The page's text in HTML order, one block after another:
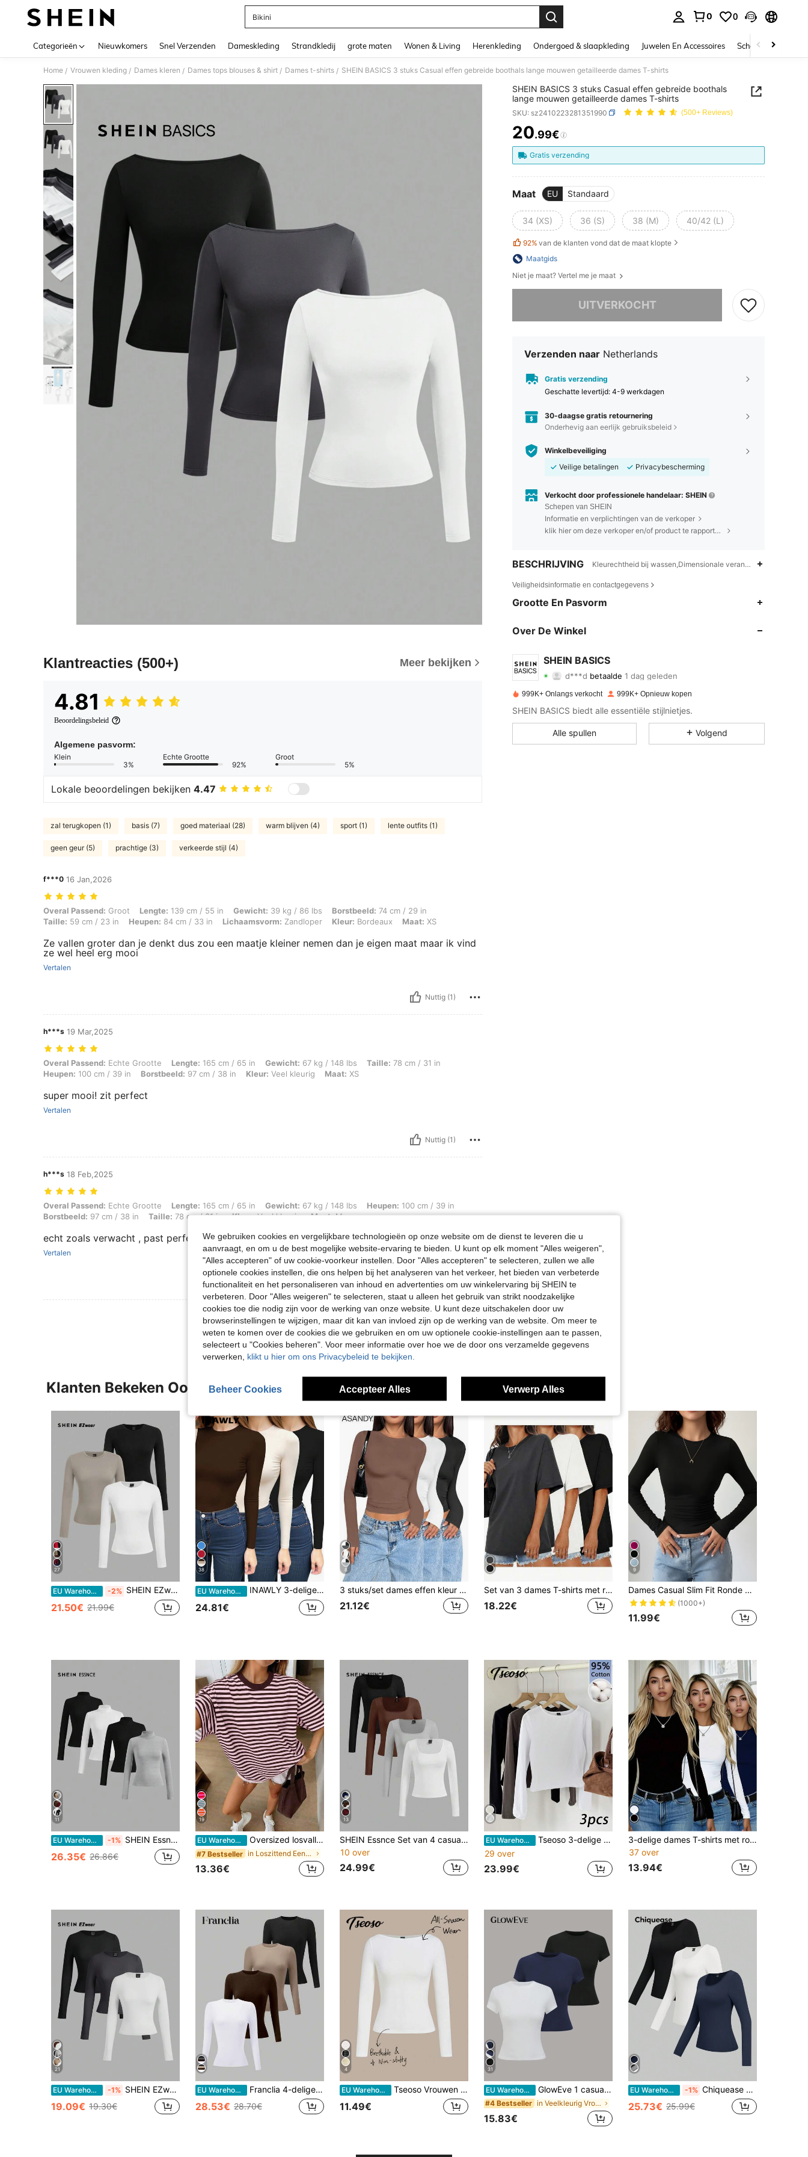
Bikini
0 0
Categorieën Nieuwkomers Snel Verzenden Dameskleding Strandkledij grote maten Wonen & Living Herenkleding Ondergoed & slaapkleding Juwelen En Accessoires Schoonheid &
Home / Vrouwen kleding / Dames kleren / Dames tops blouses & shirt / Dames t-shirts / SHEIN BASICS 3 stuks Casual effen gebreide boothals lange mouwen getailleerde dames T-shirts
Klantreacties (500+) Meer bekijken
4.81
Beoordelingsbeleid
Algemene pasvorm:
Klein
3%
Echte Grootte
92%
Groot
5%
Lokale beoordelingen bekijken 4.47
zal terugkopen (1) basis (7) goed materiaal (28) warm blijven (4) sport (1) lente outfits (1)
geen geur (5) prachtige (3) verkeerde stijl (4)
f***0 16 Jan,2026
Overal Passend: Groot, Lengte: 139 cm / 55 in, Gewicht: 39 kg / 86 lbs, Borstbeeld: 74 cm / 29 in, Taille: 59 cm / 23 in, Heupen: 84 cm / 33 in, Lichaamsvorm: Zandloper, Kleur: Bordeaux, Maat: XS
Overal Passend: Groot Lengte: 139 cm / 55 in Gewicht: 39 kg / 86 lbs Borstbeeld: 74 cm / 29 in
Taille: 59 cm / 23 in Heupen: 84 cm / 33 in Lichaamsvorm: Zandloper Kleur: Bordeaux Maat: XS
Ze vallen groter dan je denkt dus zou een maatje kleiner nemen dan je eigen maat maar ik vind
ze wel heel erg mooi
Vertalen
Nuttig (1)
h***s 19 Mar,2025
Overal Passend: Echte Grootte, Lengte: 165 cm / 65 in, Gewicht: 67 kg / 148 lbs, Taille: 78 cm / 31 in, Heupen: 100 cm / 39 in, Borstbeeld: 97 cm / 38 in, Kleur: Veel kleurig, Maat: XS
Overal Passend: Echte Grootte Lengte: 165 cm / 65 in Gewicht: 67 kg / 148 lbs Taille: 78 cm / 31 in
Heupen: 100 cm / 39 in Borstbeeld: 97 cm / 38 in Kleur: Veel kleurig Maat: XS
super mooi! zit perfect
Vertalen
Nuttig (1)
h***s 18 Feb,2025
Overal Passend: Echte Grootte, Lengte: 165 cm / 65 in, Gewicht: 67 kg / 148 lbs, Heupen: 100 cm / 39 in, Borstbeeld: 97 cm / 38 in, Taille: 78 cm / 31 in, Kleur: Veel kleurig, Maat: M
Overal Passend: Echte Grootte Lengte: 165 cm / 65 in Gewicht: 67 kg / 148 lbs Heupen: 100 cm / 39 in
Borstbeeld: 97 cm / 38 in Taille: 78 cm / 31 in Kleur:Veel kleurig Maat:M
echt zoals verwacht , past perfect alleen de witte schijnt een heel kleine beetje door ☺️
Vertalen
Nuttig (1)
Meer Beoordelingen Bekijken
SHEIN BASICS 3 stuks Casual effen gebreide boothals
lange mouwen getailleerde dames T-shirts
SKU: sz2410223281351990 (500+ Reviews)
PRICE AND AVAILABILITY
20.99€
Gratis verzending
Maat EU Standaard
34 (XS) 36 (S) 38 (M) 40/42 (L)
92% van de klanten vond dat de maat klopte
Maatgids
Niet je maat? Vertel me je maat
UITVERKOCHT
Sorry, dit product is uitverkocht.
Verzenden naar Netherlands
Gratis verzending
Geschatte levertijd: 4-9 werkdagen
30-daagse gratis retournering
Onderhevig aan eerlijk gebruiksbeleid
Winkelbeveiliging
Veilige betalingen
Privacybescherming
Verkocht door professionele handelaar: SHEIN
Schepen van SHEIN
Informatie en verplichtingen van de verkoper
klik hier om deze verkoper en/of product te rapporteren.
BESCHRIJVING Kleurechtheid bij wassen,Dimensionale veranderingen van
Veiligheidsinformatie en contactgegevens
Grootte En Pasvorm
Over De Winkel
SHEIN BASICS
4.87
d***d betaalde 1 dag geleden
4.87
999K+ Onlangs verkocht 999K+ Opnieuw kopen
SHEIN BASICS biedt alle essentiële stijlnietjes.
Alle spullen Volgend
Klanten Bekeken Ook
27
EU Warehouse -2% SHEIN EZwear 3-delige damesset met ronde hals, casual en lange mouwen, herfst/winter
21.50€ 21.99€
38
EU Warehouse INAWLY 3-delige set dames slim fit T-shirts met lange mouwen en ronde hals
24.81€
8
3 stuks/set dames effen kleur ronde hals lange mouwen t-shirts, slim fit casual pullover tops, lente/herfst
21.12€
Set van 3 dames T-shirts met ronde hals en korte mouwen, nieuwe zomerse effen kleur casual losse tops, modieuze dagelijkse kleding
18.22€
9
Dames Casual Slim Fit Ronde Hals Lange Mouwen T-shirt Zwart Lente, Ademend
(1000+)
11.99€
11
EU Warehouse -1% SHEIN Essnce 4-delige set dames effen kleur zwart wit grijs veelzijdige coltrui slim fit t-shirt, all-match casual pullover top voor herfst/winter
26.35€ 26.86€
19
EU Warehouse Oversized losvallend T-shirt met korte mouwen, casual vakantie zomer roze
#7 Bestseller in Loszittend Eenvoudige casual T-shirts
13.36€
13
SHEIN Essnce Set van 4 casual effen T-shirts met ronde hals en lange mouwen voor dames, geschikt voor de lente en herfst
10 over
24.99€
EU Warehouse
Tseoso 3-delige dames T-shirtset van 95% katoen met brede hals, strakke pasvorm, lange mouwen en lange lengte, geschikt voor lente, herfst en winter, casual, gezellig chic, slank en veelzijdig, vintage, zacht voor meisjes, geschikt voor dagelijks gebruik, binnen en buiten, terug naar school, herfstkleding voor dames, veelzijdig, cadeauverpakking van 3 tops, dames basic shirts, lange mouwen crop tops, getailleerde tops, basic tops
29 over
23.99€
3-delige dames T-shirts met ronde hals en lange mouwen, modieuze effenkleurige, casual getailleerde crop tops, lente/herfst
37 over
13.94€
21
EU Warehouse -1% SHEIN EZwear Dames 3-delige set met wijde hals en strakke pasvorm, T-shirtset met lange mouwen, geschikt voor lente, herfst en winter
19.09€ 19.30€
EU Warehouse Franclia 4-delige dames T-shirts met lange mouwen en ronde hals
28.53€ 28.70€
4
EU Warehouse Tseoso Vrouwen Slank Lange mouwen T-shirts
11.49€
31
EU Warehouse GlowEve 1 casual effen T-shirt met korte mouwen voor dames
#4 Bestseller in Veelkleurig Vrouwen T-shirts
15.83€
EU Warehouse -1% Chiquease 3-delige set gebreide basic T-shirts met ronde hals en lange mouwen, herfstkleding voor dames
25.73€ 25.99€
We gebruiken cookies en vergelijkbare technologieën op onze website om de dienst te leveren die u
aanvraagt, en om u de best mogelijke website-ervaring te bieden. U kunt op elk moment "Alles weigeren",
"Alles accepteren" of uw cookie-voorkeur instellen. Door "Alles accepteren" te selecteren, zullen we alle
optionele cookies instellen, die ons helpen bij het analyseren van het verkeer, het bieden van verbeterde
functionaliteit en het personaliseren van inhoud en advertenties om uw winkelervaring bij SHEIN te
verbeteren. Door "Alles weigeren" te selecteren, staat u alleen het gebruik van strikt noodzakelijke
cookies toe die nodig zijn voor de werking van onze website. U kunt deze uitschakelen door uw
browserinstellingen te wijzigen, maar dit kan van invloed zijn op de werking van de website. Om meer te
weten te komen over de cookies die we gebruiken en om uw optionele cookie-instellingen aan te passen,
selecteert u "Cookies beheren". Voor meer informatie over hoe we de door ons verzamelde gegevens
verwerken, klikt u hier om ons Privacybeleid te bekijken.
Beheer Cookies Accepteer Alles Verwerp Alles